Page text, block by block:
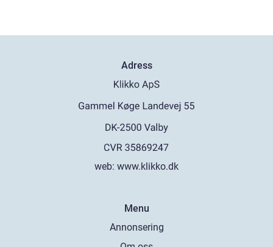
Adress
web: www.klikko.dk
Menu
Annonsering